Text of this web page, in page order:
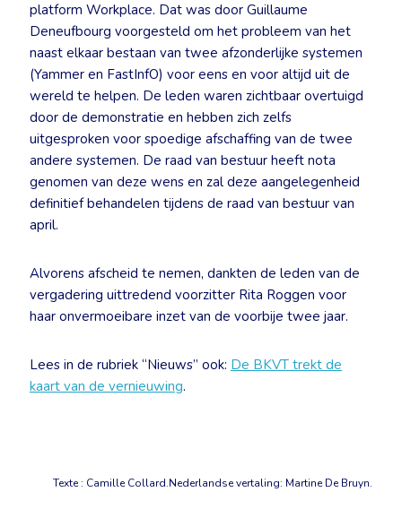
platform Workplace. Dat was door Guillaume
Deneufbourg voorgesteld om het probleem van het
naast elkaar bestaan van twee afzonderlijke systemen
(Yammer en FastInfO) voor eens en voor altijd uit de
wereld te helpen. De leden waren zichtbaar overtuigd
door de demonstratie en hebben zich zelfs
uitgesproken voor spoedige afschaffing van de twee
andere systemen. De raad van bestuur heeft nota
genomen van deze wens en zal deze aangelegenheid
definitief behandelen tijdens de raad van bestuur van
april.
Alvorens afscheid te nemen, dankten de leden van de
vergadering uittredend voorzitter Rita Roggen voor
haar onvermoeibare inzet van de voorbije twee jaar.
Lees in de rubriek “Nieuws” ook: De BKVT trekt de
kaart van de vernieuwing.
Texte : Camille Collard.Nederlandse vertaling: Martine De Bruyn.